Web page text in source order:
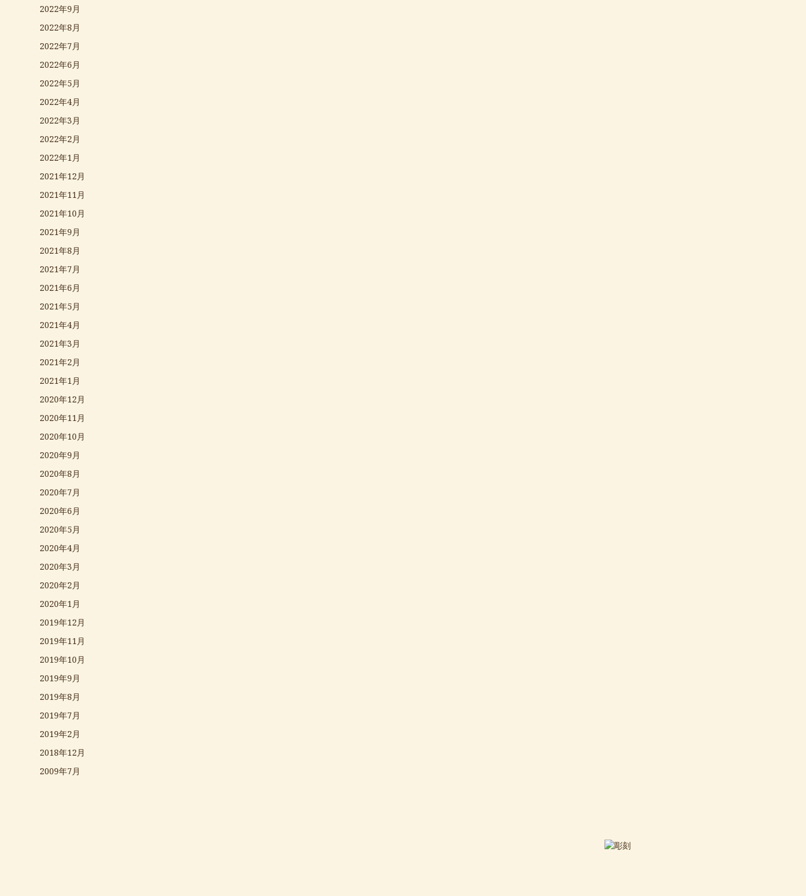
2022年9月
2022年8月
2022年7月
2022年6月
2022年5月
2022年4月
2022年3月
2022年2月
2022年1月
2021年12月
2021年11月
2021年10月
2021年9月
2021年8月
2021年7月
2021年6月
2021年5月
2021年4月
2021年3月
2021年2月
2021年1月
2020年12月
2020年11月
2020年10月
2020年9月
2020年8月
2020年7月
2020年6月
2020年5月
2020年4月
2020年3月
2020年2月
2020年1月
2019年12月
2019年11月
2019年10月
2019年9月
2019年8月
2019年7月
2019年2月
2018年12月
2009年7月